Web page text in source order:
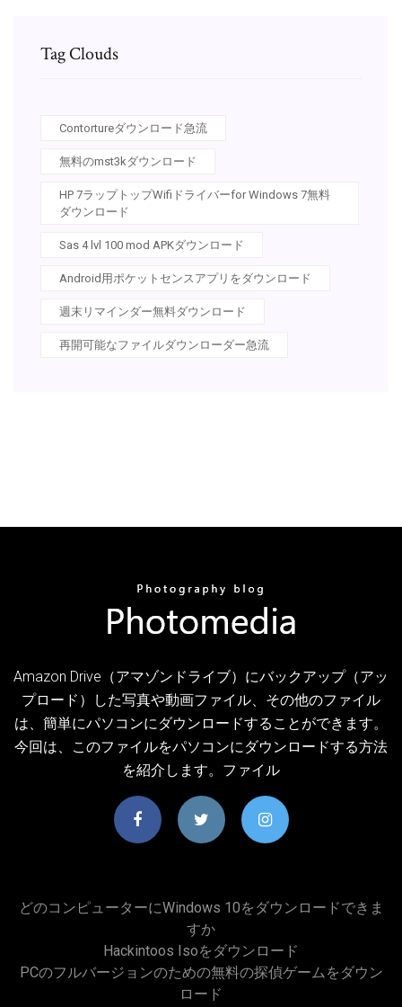
Tag Clouds
Contortureダウンロード急流
無料のmst3kダウンロード
HP 7ラップトップWifiドライバーfor Windows 7無料
ダウンロード
Sas 4 lvl 100 mod APKダウンロード
Android用ポケットセンスアプリをダウンロード
週末リマインダー無料ダウンロード
再開可能なファイルダウンローダー急流
Amazon Drive（アマゾンドライブ）にバックアップ（アッ
プロード）した写真や動画ファイル、その他のファイル
は、簡単にパソコンにダウンロードすることができます。
今回は、このファイルをパソコンにダウンロードする方法
を紹介します。ファイル
どのコンピューターにWindows 10をダウンロードできま
すか
Hackintoos Isoをダウンロード
PCのフルバージョンのための無料の探偵ゲームをダウン
ロード